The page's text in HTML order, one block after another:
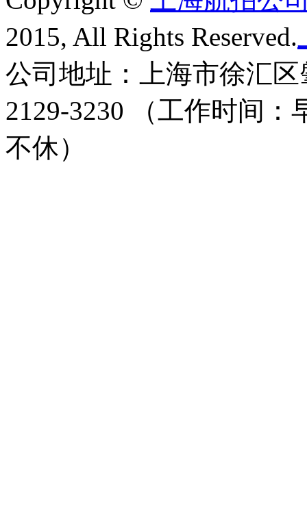
2015, All Rights Reserved.
公司地址：上海市徐汇
2129-3230 （工作时间：
不休）